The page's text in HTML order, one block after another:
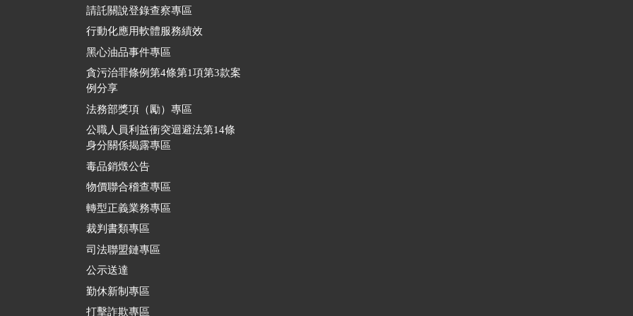
請託關說登錄查察專區
行動化應用軟體服務績效
黑心油品事件專區
貪污治罪條例第4條第1項第3款案
例分享
法務部獎項（勵）專區
公職人員利益衝突迴避法第14條
身分關係揭露專區
毒品銷燬公告
物價聯合稽查專區
轉型正義業務專區
裁判書類專區
司法聯盟鏈專區
公示送達
勤休新制專區
打擊詐欺專區